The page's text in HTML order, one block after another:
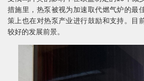
措施里，热泵被视为加速取代燃气炉的最
策上也在对热泵产业进行鼓励和支持。目
较好的发展前景。